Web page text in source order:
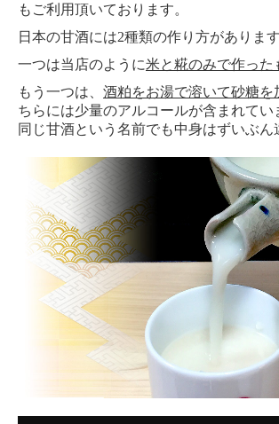
健康みそ汁
小松屋ギフト
料理レシピ
会社案内
もご利用頂いております。
日本の甘酒には2種類の作り方があります
一つは当店のように米と糀のみで作った
もう一つは、 酒粕をお湯で溶いて砂糖を
ちらには少量のアルコールが含まれてい
同じ甘酒という名前でも中身はずいぶん